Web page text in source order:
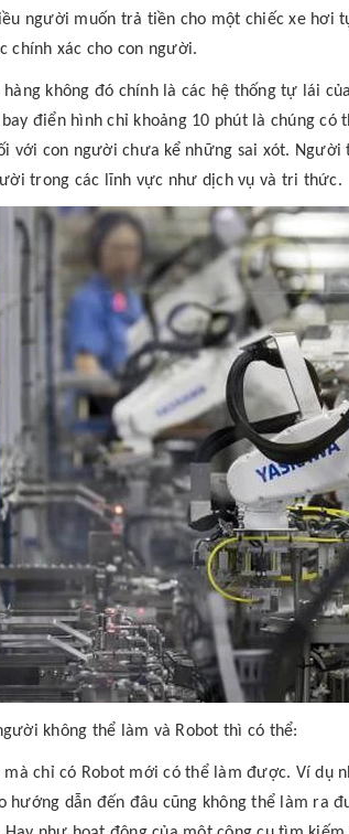
người muốn trả tiền cho một chiếc xe
chính xác cho con người.
không đó chính là các hệ thống tự lái
điển hình chỉ khoảng 10 phút là chúng
với con người chưa kể những sai xót. Người
trong các lĩnh vực như dịch vụ và tri thức.
không thể làm và Robot thì có thể:
mà chỉ có Robot mới có thể làm được. Ví dụ
hướng dẫn đến đâu cũng không thể làm ra